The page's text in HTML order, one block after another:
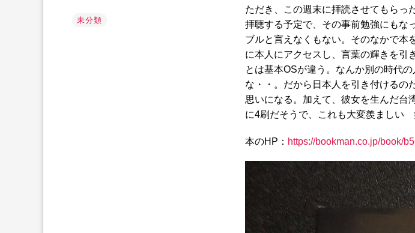
未分類
ただき、この週末に拝読させてもらっ
拝聴する予定で、その事前勉強にもな
ブルと言えなくもない。そのなかで本
に本人にアクセスし、言葉の輝きを引
とは基本OSが違う。なんか別の時代
な・・。だから日本人を引き付けるの
思いになる。加えて、彼女を生んだ台
に4刷だそうで、これも大変羨ましい
本のHP： https://bookman.co.jp/book/